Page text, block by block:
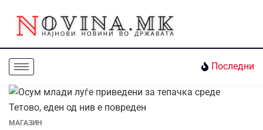
Последни
МАГАЗИН